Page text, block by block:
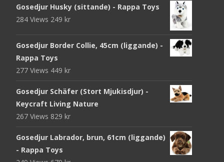
Gosedjur Husky (sittande) - Rappa Toys
284 Views 249 kr
Gosedjur Border Collie, 45cm (liggande) -
Rappa Toys
277 Views 449 kr
Gosedjur Schäfer (Stort Mjukisdjur) -
Keycraft Living Nature
267 Views 829 kr
Gosedjur Labrador, brun, 61cm (liggande)
- Rappa Toys